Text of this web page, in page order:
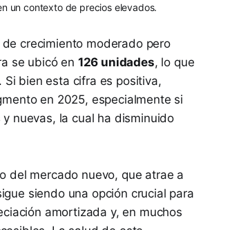
un contexto de precios elevados.
crecimiento moderado pero
se ubicó en 126 unidades, lo que
Si bien esta cifra es positiva,
en 2025, especialmente si
nuevas, la cual ha disminuido
del mercado nuevo, que atrae a
siendo una opción crucial para
amortizada y, en muchos